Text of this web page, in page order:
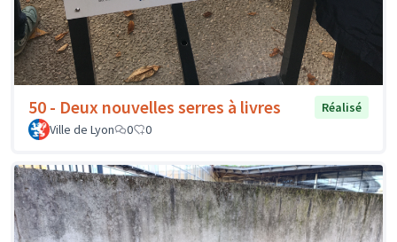
50 - Deux nouvelles serres à livres
Réalisé
Ville de Lyon
0 0